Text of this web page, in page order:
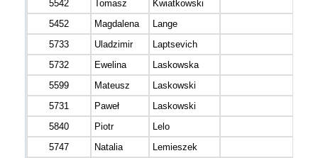
5542 Tomasz
Kwiatkowski
5452
Magdalena
Lange
5733
Uladzimir
Laptsevich
5732
Ewelina
Laskowska
5599
Mateusz
Laskowski
5731
Paweł
Laskowski
5840
Piotr
Lelo
5747
Natalia
Lemieszek